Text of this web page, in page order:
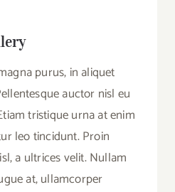
purus, in aliquet
auctor nisl eu
tristique urna at enim
leo tincidunt. Proin
a ultrices velit. Nullam
at, ullamcorper